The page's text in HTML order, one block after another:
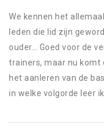
We kennen het
leden die lid zijn
ouder… Goed voor de
trainers, maar nu komt
het aanleren van de
in welke volgorde leer ik